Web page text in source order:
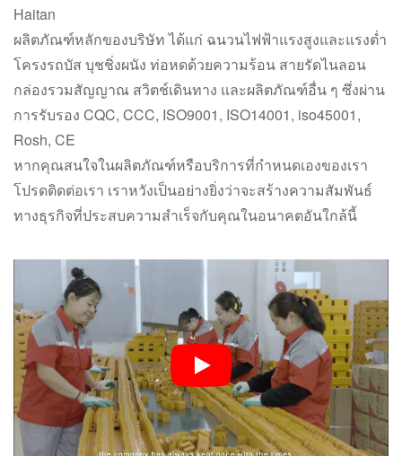
Haitan
ผลิตภัณฑ์หลักของบริษัท ได้แก่ ฉนวนไฟฟ้าแรงสูงและแรงต่ำ
โครงรถบัส บุชชิ่งผนัง ท่อหดด้วยความร้อน สายรัดไนลอน
กล่องรวมสัญญาณ สวิตช์เดินทาง และผลิตภัณฑ์อื่น ๆ ซึ่งผ่าน
การรับรอง CQC, CCC, ISO9001, ISO14001, iso45001,
Rosh, CE
หากคุณสนใจในผลิตภัณฑ์หรือบริการที่กำหนดเองของเรา
โปรดติดต่อเรา เราหวังเป็นอย่างยิ่งว่าจะสร้างความสัมพันธ์
ทางธุรกิจที่ประสบความสำเร็จกับคุณในอนาคตอันใกล้นี้